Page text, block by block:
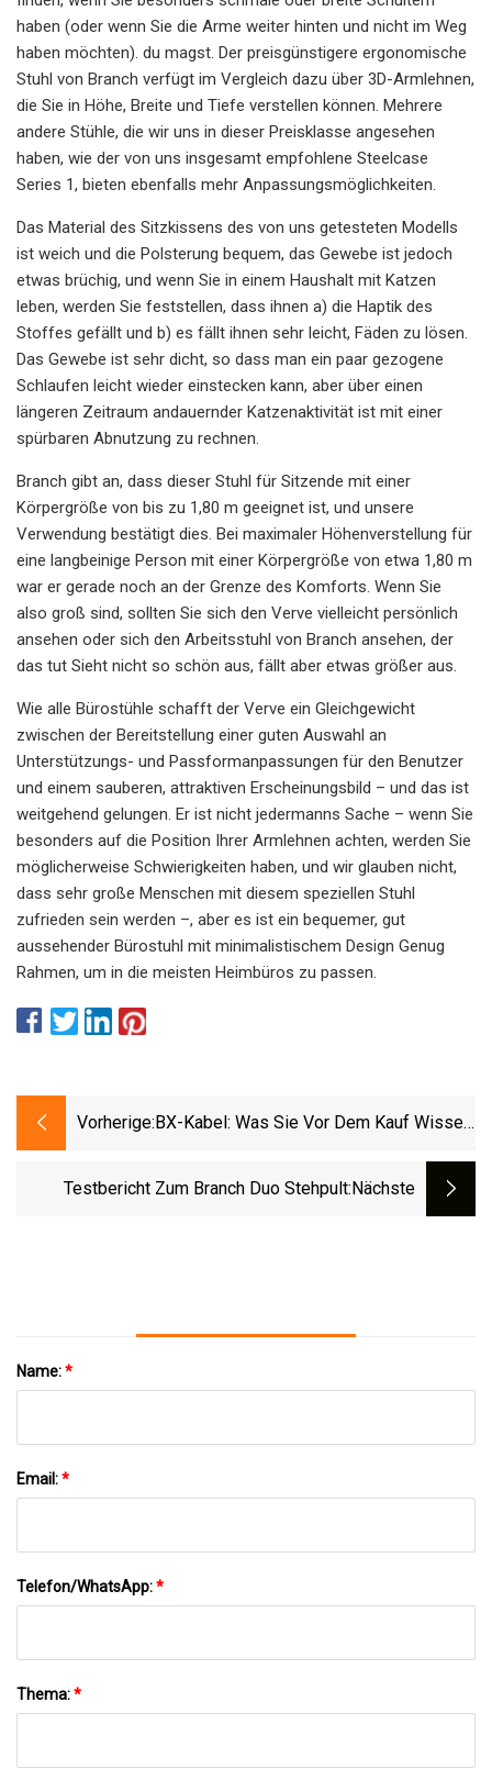
haben (oder wenn Sie die Arme weiter hinten und nicht im Weg
haben möchten). du magst. Der preisgünstigere ergonomische
Stuhl von Branch verfügt im Vergleich dazu über 3D-Armlehnen,
die Sie in Höhe, Breite und Tiefe verstellen können. Mehrere
andere Stühle, die wir uns in dieser Preisklasse angesehen
haben, wie der von uns insgesamt empfohlene Steelcase
Series 1, bieten ebenfalls mehr Anpassungsmöglichkeiten.
Das Material des Sitzkissens des von uns getesteten Modells
ist weich und die Polsterung bequem, das Gewebe ist jedoch
etwas brüchig, und wenn Sie in einem Haushalt mit Katzen
leben, werden Sie feststellen, dass ihnen a) die Haptik des
Stoffes gefällt und b) es fällt ihnen sehr leicht, Fäden zu lösen.
Das Gewebe ist sehr dicht, so dass man ein paar gezogene
Schlaufen leicht wieder einstecken kann, aber über einen
längeren Zeitraum andauernder Katzenaktivität ist mit einer
spürbaren Abnutzung zu rechnen.
Branch gibt an, dass dieser Stuhl für Sitzende mit einer
Körpergröße von bis zu 1,80 m geeignet ist, und unsere
Verwendung bestätigt dies. Bei maximaler Höhenverstellung für
eine langbeinige Person mit einer Körpergröße von etwa 1,80 m
war er gerade noch an der Grenze des Komforts. Wenn Sie
also groß sind, sollten Sie sich den Verve vielleicht persönlich
ansehen oder sich den Arbeitsstuhl von Branch ansehen, der
das tut Sieht nicht so schön aus, fällt aber etwas größer aus.
Wie alle Bürostühle schafft der Verve ein Gleichgewicht
zwischen der Bereitstellung einer guten Auswahl an
Unterstützungs- und Passformanpassungen für den Benutzer
und einem sauberen, attraktiven Erscheinungsbild – und das ist
weitgehend gelungen. Er ist nicht jedermanns Sache – wenn Sie
besonders auf die Position Ihrer Armlehnen achten, werden Sie
möglicherweise Schwierigkeiten haben, und wir glauben nicht,
dass sehr große Menschen mit diesem speziellen Stuhl
zufrieden sein werden –, aber es ist ein bequemer, gut
aussehender Bürostuhl mit minimalistischem Design Genug
Rahmen, um in die meisten Heimbüros zu passen.
Vorherige: BX-Kabel: Was Sie Vor Dem Kauf Wissen
Testbericht Zum Branch Duo Stehpult:nächste
Name:*
Email:*
Telefon/WhatsApp:*
Thema:*